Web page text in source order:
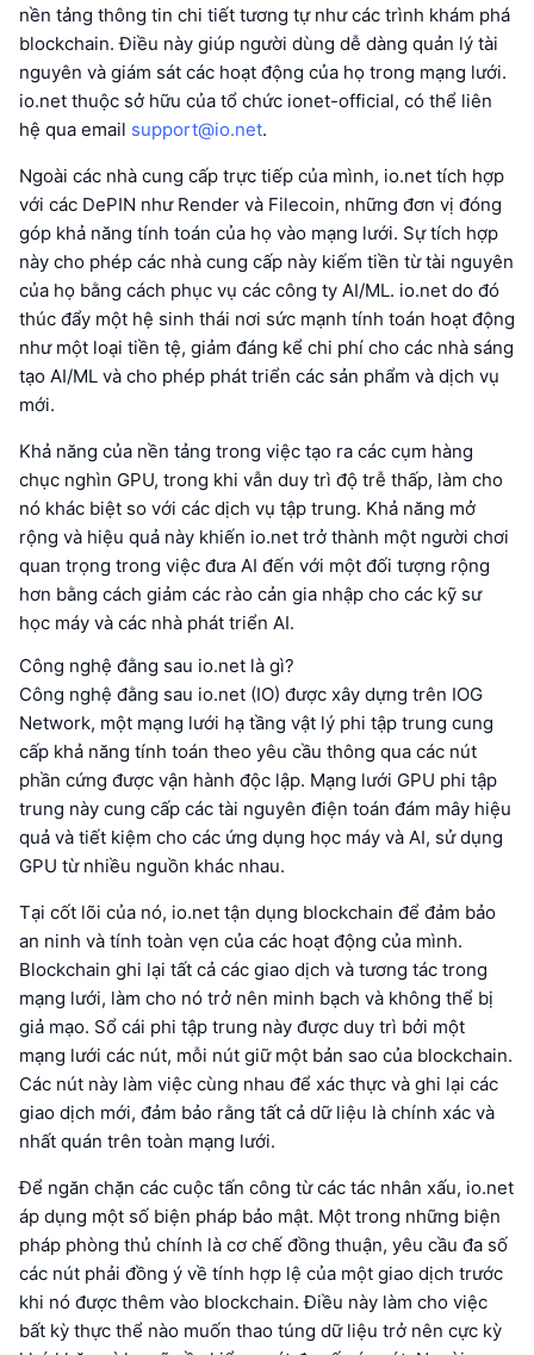
nền tảng thông tin chi tiết tương tự như các trình khám phá
blockchain. Điều này giúp người dùng dễ dàng quản lý tài
nguyên và giám sát các hoạt động của họ trong mạng lưới.
io.net thuộc sở hữu của tổ chức ionet-official, có thể liên
hệ qua email support@io.net.
Ngoài các nhà cung cấp trực tiếp của mình, io.net tích hợp
với các DePIN như Render và Filecoin, những đơn vị đóng
góp khả năng tính toán của họ vào mạng lưới. Sự tích hợp
này cho phép các nhà cung cấp này kiếm tiền từ tài nguyên
của họ bằng cách phục vụ các công ty AI/ML. io.net do đó
thúc đẩy một hệ sinh thái nơi sức mạnh tính toán hoạt động
như một loại tiền tệ, giảm đáng kể chi phí cho các nhà sáng
tạo AI/ML và cho phép phát triển các sản phẩm và dịch vụ
mới.
Khả năng của nền tảng trong việc tạo ra các cụm hàng
chục nghìn GPU, trong khi vẫn duy trì độ trễ thấp, làm cho
nó khác biệt so với các dịch vụ tập trung. Khả năng mở
rộng và hiệu quả này khiến io.net trở thành một người chơi
quan trọng trong việc đưa AI đến với một đối tượng rộng
hơn bằng cách giảm các rào cản gia nhập cho các kỹ sư
học máy và các nhà phát triển AI.
Công nghệ đằng sau io.net là gì?
Công nghệ đằng sau io.net (IO) được xây dựng trên IOG
Network, một mạng lưới hạ tầng vật lý phi tập trung cung
cấp khả năng tính toán theo yêu cầu thông qua các nút
phần cứng được vận hành độc lập. Mạng lưới GPU phi tập
trung này cung cấp các tài nguyên điện toán đám mây hiệu
quả và tiết kiệm cho các ứng dụng học máy và AI, sử dụng
GPU từ nhiều nguồn khác nhau.
Tại cốt lõi của nó, io.net tận dụng blockchain để đảm bảo
an ninh và tính toàn vẹn của các hoạt động của mình.
Blockchain ghi lại tất cả các giao dịch và tương tác trong
mạng lưới, làm cho nó trở nên minh bạch và không thể bị
giả mạo. Sổ cái phi tập trung này được duy trì bởi một
mạng lưới các nút, mỗi nút giữ một bản sao của blockchain.
Các nút này làm việc cùng nhau để xác thực và ghi lại các
giao dịch mới, đảm bảo rằng tất cả dữ liệu là chính xác và
nhất quán trên toàn mạng lưới.
Để ngăn chặn các cuộc tấn công từ các tác nhân xấu, io.net
áp dụng một số biện pháp bảo mật. Một trong những biện
pháp phòng thủ chính là cơ chế đồng thuận, yêu cầu đa số
các nút phải đồng ý về tính hợp lệ của một giao dịch trước
khi nó được thêm vào blockchain. Điều này làm cho việc
bất kỳ thực thể nào muốn thao túng dữ liệu trở nên cực kỳ